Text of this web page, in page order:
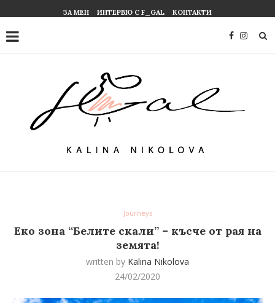
ЗА МЕН ИНТЕРВЮ С F_GAL КОНТАКТИ
Journeys
Еко зона “Белите скали” – късче от рая на
земята!
written by Kalina Nikolova
24/02/2020